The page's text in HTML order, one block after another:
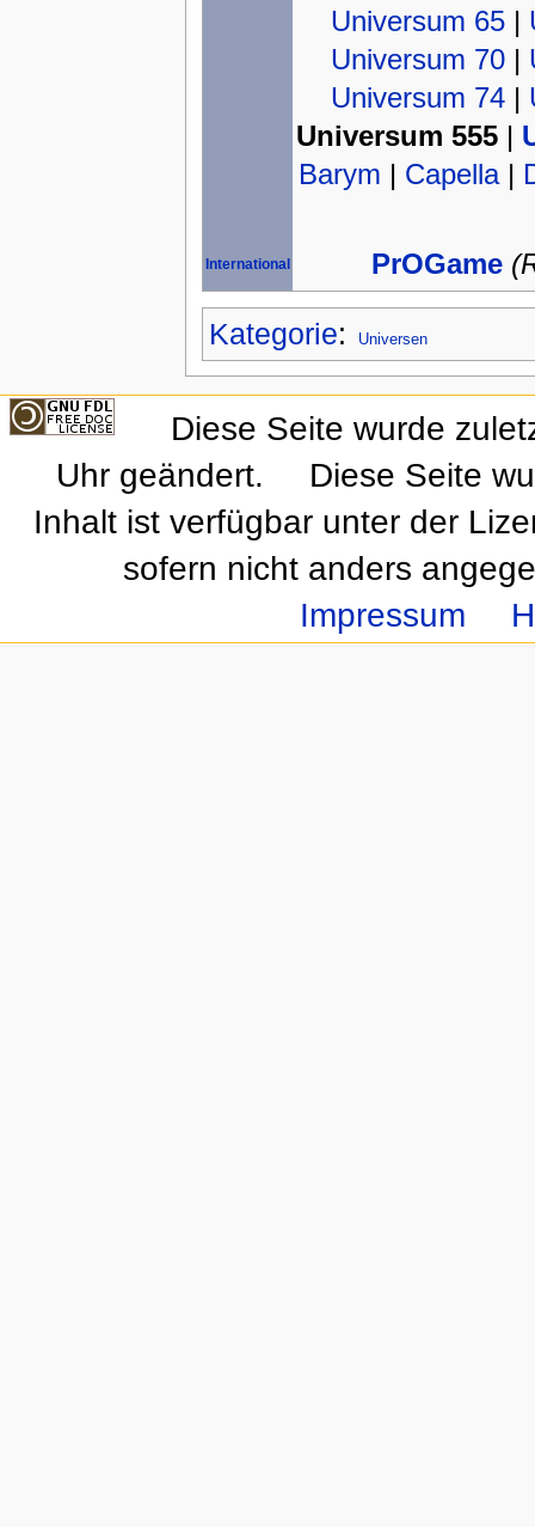
Universum 65|
Universum 70|
Universum 74|
Universum 555 |
Barym | Capella|
International PrOGame
Kategorie: Universen
Diese Seite wurde
Uhr geändert.
Diese Seite
Inhalt ist verfügbar unter der
sofern nicht anders
Impressum